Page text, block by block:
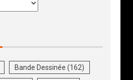
Bande Dessinée (162)